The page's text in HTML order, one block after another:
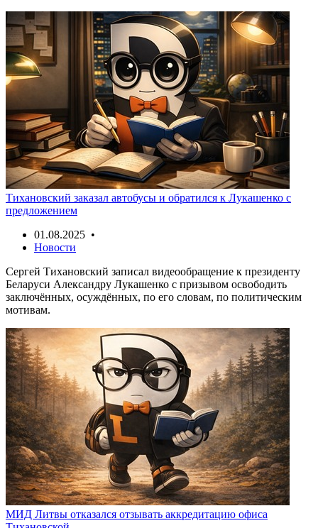
Тихановский заказал автобусы и обратился к Лукашенко с
предложением
01.08.2025 •
Новости
Сергей Тихановский записал видеообращение к президенту
Беларуси Александру Лукашенко с призывом освободить
заключённых, осуждённых, по его словам, по политическим
мотивам.
МИД Литвы отказался отзывать аккредитацию офиса